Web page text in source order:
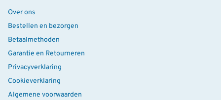
Over ons
Bestellen en bezorgen
Betaalmethoden
Garantie en Retourneren
Privacyverklaring
Cookieverklaring
Algemene voorwaarden